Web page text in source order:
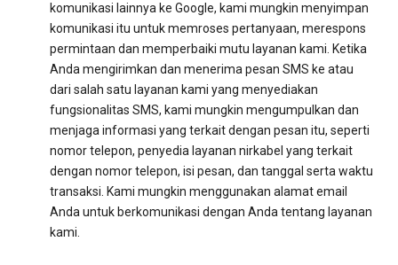
komunikasi lainnya ke Google, kami mungkin menyimpan
komunikasi itu untuk memroses pertanyaan, merespons
permintaan dan memperbaiki mutu layanan kami. Ketika
Anda mengirimkan dan menerima pesan SMS ke atau
dari salah satu layanan kami yang menyediakan
fungsionalitas SMS, kami mungkin mengumpulkan dan
menjaga informasi yang terkait dengan pesan itu, seperti
nomor telepon, penyedia layanan nirkabel yang terkait
dengan nomor telepon, isi pesan, dan tanggal serta waktu
transaksi. Kami mungkin menggunakan alamat email
Anda untuk berkomunikasi dengan Anda tentang layanan
kami.